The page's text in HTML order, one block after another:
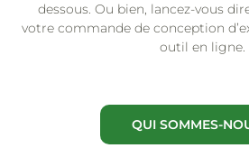
dessous. Ou bien, lancez-vous
votre commande de conception
outil en ligne.
QUI SOMMES-